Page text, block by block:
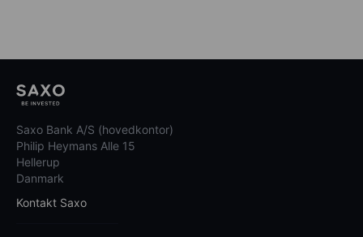
Saxo Bank A/S (hovedkontor)
Philip Heymans Alle 15
Hellerup
Danmark
Kontakt Saxo